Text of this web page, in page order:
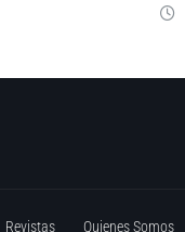
Revistas Quienes Somos